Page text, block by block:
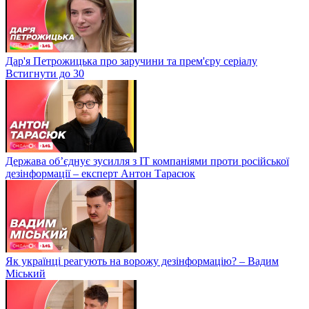
Дар'я Петрожицька про заручини та прем'єру серіалу
Встигнути до 30
Держава об’єднує зусилля з ІТ компаніями проти російської
дезінформації – експерт Антон Тарасюк
Як українці реагують на ворожу дезінформацію? – Вадим
Міський